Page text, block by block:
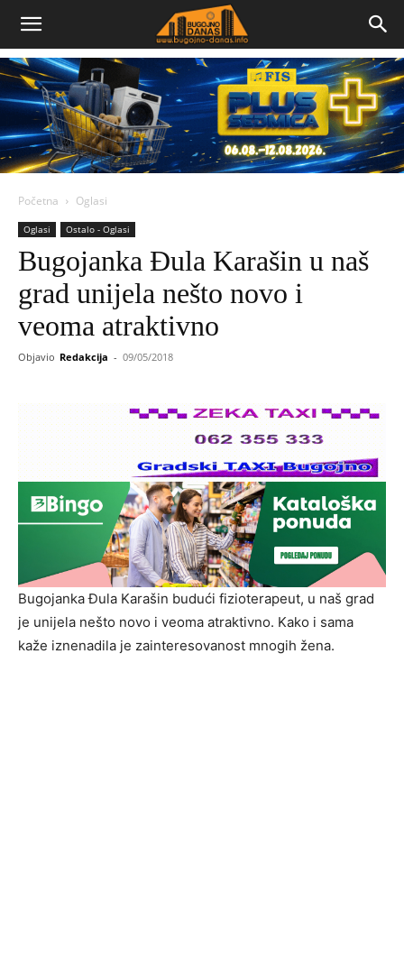
Bugojno
Danas
Početna Oglasi
Oglasi Ostalo - Oglasi
Bugojanka Đula Karašin u naš
grad unijela nešto novo i
veoma atraktivno
Objavio Redakcija - 09/05/2018
Bugojanka Đula Karašin budući fizioterapeut, u naš grad
je unijela nešto novo i veoma atraktivno. Kako i sama
kaže iznenadila je zainteresovanost mnogih žena.